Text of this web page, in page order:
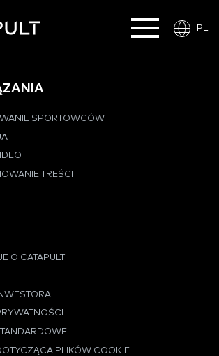
PL
SPORTOWCÓW
TREŚCI
O CATAPULT
PLIKÓW COOKIE